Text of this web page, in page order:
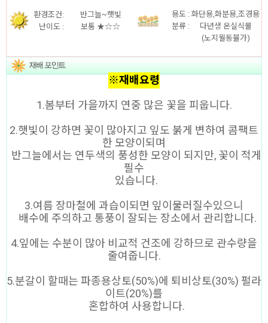
환경조건:
난이도 :
반그늘~햇빛
보통 ★☆☆
용도 :
분류 :
화단용,화분용,조경용
다년생 온실식물
(노지월동불가)
※재배요령
1.봄부터 가을까지 연중 많은 꽃을 피웁니다.
2.햇빛이 강하면 꽃이 많아지고 잎도 붉게 변하여 콤팩트
한 모양이되며
반그늘에서는 연두색의 풍성한 모양이 되지만, 꽃이 적게
필수
있습니다.
3.여름 장마철에 과습이되면 잎이물러질수있으니
배수에 주의하고 통풍이 잘되는 장소에서 관리합니다.
4.잎에는 수분이 많아 비교적 건조에 강하므로 관수량을
줄여줍니다.
5.분갈이 할때는 파종용상토(50%)에 퇴비상토(30%) 펄라
이트(20%)를
혼합하여 사용합니다.